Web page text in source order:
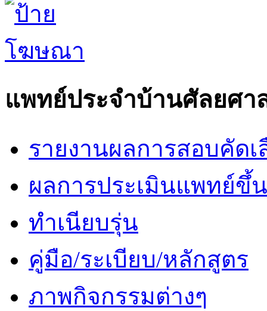
แพทย์ประจำบ้านศัลยศา
รายงานผลการสอบคัดเ
ผลการประเมินแพทย์ขึ้
ทำเนียบรุ่น
คู่มือ/ระเบียบ/หลักสูตร
ภาพกิจกรรมต่างๆ